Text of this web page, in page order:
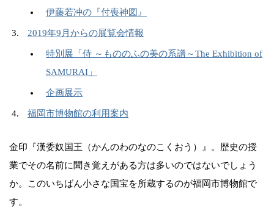
伊藤若冲の『付喪神図』
2019年9月からの展覧会情報
特別展「侍 ～もののふの美の系譜～The Exhibition of
SAMURAI」
企画展示
福岡市博物館の利用案内
金印『漢委奴国王（かんのわのなのこくおう）』。歴史の授
業でその名前に聞き覚えがある方は多いのではないでしょう
か。このいちばん小さな国宝を所蔵するのが福岡市博物館で
す。